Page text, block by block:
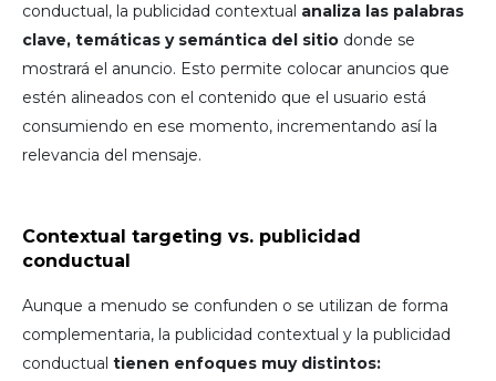
conductual, la publicidad contextual analiza las palabras
clave, temáticas y semántica del sitio donde se
mostrará el anuncio. Esto permite colocar anuncios que
estén alineados con el contenido que el usuario está
consumiendo en ese momento, incrementando así la
relevancia del mensaje.
Contextual targeting vs. publicidad
conductual
Aunque a menudo se confunden o se utilizan de forma
complementaria, la publicidad contextual y la publicidad
conductual tienen enfoques muy distintos: